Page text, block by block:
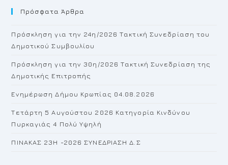
Πρόσφατα Άρθρα
Πρόσκληση για την 24η/2026 Τακτική Συνεδρίαση του
Δημοτικού Συμβουλίου
Πρόσκληση για την 30η/2026 Τακτική Συνεδρίαση της
Δημοτικής Επιτροπής
Ενημέρωση Δήμου Κρωπίας 04.08.2026
Τετάρτη 5 Αυγούστου 2026 Κατηγορία Κινδύνου
Πυρκαγιάς 4 Πολύ Υψηλή
ΠΙΝΑΚΑΣ 23H -2026 ΣΥΝΕΔΡΙΑΣΗ Δ.Σ